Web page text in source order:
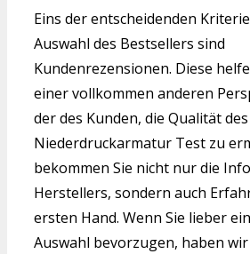
Eins der entscheidenden
Auswahl des Bestsellers sind
Kundenrezensionen. Diese
einer vollkommen anderen
der des Kunden, die Qualität
Niederdruckarmatur Test zu
bekommen Sie nicht nur die
Herstellers, sondern auch
ersten Hand. Wenn Sie lieber
Auswahl bevorzugen, haben